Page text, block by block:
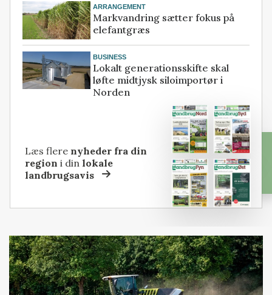
ARRANGEMENT
Markvandring sætter fokus på
elefantgræs
BUSINESS
Lokalt generationsskifte skal
løfte midtjysk siloimportør i
Norden
Læs flere nyheder fra din
region i dinlokale
landbrugsavis